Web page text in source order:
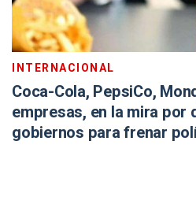
INTERNACIONAL
Coca-Cola, PepsiCo,
empresas, en la mira por
gobiernos para frenar